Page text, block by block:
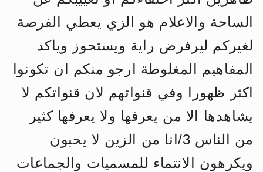
اقرأ هذا المقال في أهمية عيد
الساحة والاعلام هو الزي يعطي الفرصة
لغيركم ليرفرض راية ويستحوز وياكد
المفاهيم المغلوطة ارجو منكم ان تكونوا
اكثر ظهورا وفي قنواتهم لان قنواتكم لا
يشاهدها الا من يعرفها ولا يعرفها كثير
من الناس 3/انا من الزين لا يحبون
ويكرهون الانتماء للمسميات والجماعات